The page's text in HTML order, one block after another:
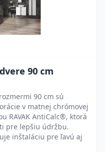
90 cm
90 cm sú
v matnej chrómovej
RAVAK AntiCalc®, ktorá
pre lepšiu údržbu.
inštaláciu pre ľavú aj